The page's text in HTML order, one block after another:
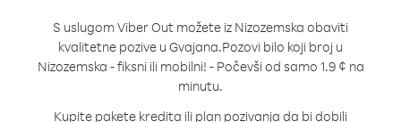
S uslugom Viber Out možete iz Nizozemska obaviti
kvalitetne pozive u Gvajana.Pozovi bilo koji broj u
Nizozemska - fiksni ili mobilni! - Počevši od samo 1.9 ¢ na
minutu.
Kupite pakete kredita ili plan pozivanja da bi dobili